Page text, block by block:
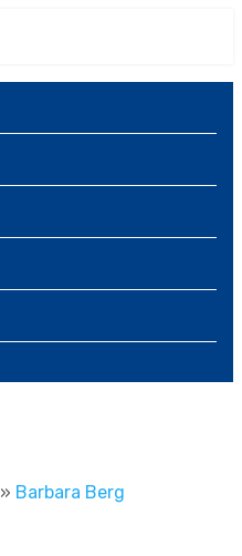
» Barbara Berg